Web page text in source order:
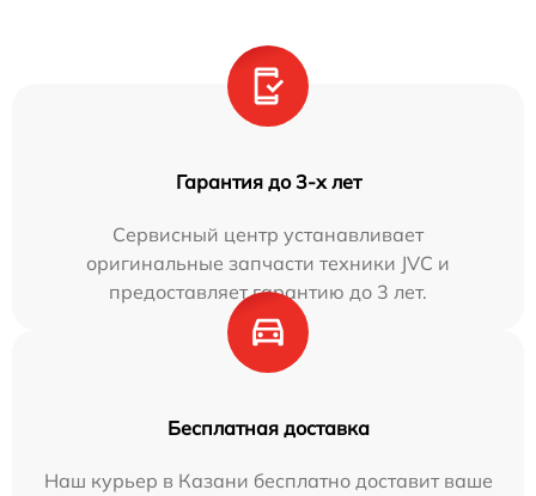
Гарантия до 3-х лет
Сервисный центр устанавливает
оригинальные запчасти техники JVC и
предоставляет гарантию до 3 лет.
Бесплатная доставка
Наш курьер в Казани бесплатно доставит ваше